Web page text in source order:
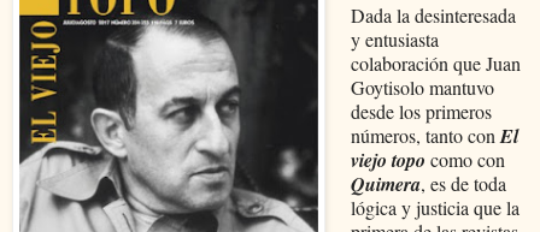
Dada la desinteresada
y entusiasta
colaboración que Juan
Goytisolo mantuvo
desde los primeros
números, tanto con El
viejo topo como con
Quimera, es de toda
lógica y justicia que la